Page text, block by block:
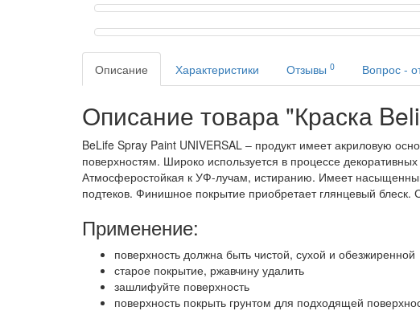
Описание Характеристики Отзывы 0 Вопрос -
Описание товара "Краска
BeLife Spray Paint UNIVERSAL – продукт имеет акриловую
поверхностям. Широко используется в процессе
Атмосферостойкая к УФ-лучам, истиранию. Имеет
подтеков. Финишное покрытие приобретает глянцевый блеск.
Применение:
поверхность должна быть чистой, сухой и обезжиренной
старое покрытие, ржавчину удалить
зашлифуйте поверхность
поверхность покрыть грунтом для подходящей